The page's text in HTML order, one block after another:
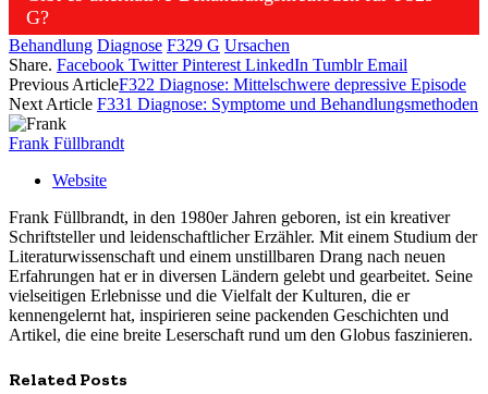
G?
Behandlung Diagnose F329 G Ursachen
Share. Facebook Twitter Pinterest LinkedIn Tumblr Email
Previous ArticleF322 Diagnose: Mittelschwere depressive Episode
Next Article F331 Diagnose: Symptome und Behandlungsmethoden
Frank Füllbrandt
Website
Frank Füllbrandt, in den 1980er Jahren geboren, ist ein kreativer
Schriftsteller und leidenschaftlicher Erzähler. Mit einem Studium der
Literaturwissenschaft und einem unstillbaren Drang nach neuen
Erfahrungen hat er in diversen Ländern gelebt und gearbeitet. Seine
vielseitigen Erlebnisse und die Vielfalt der Kulturen, die er
kennengelernt hat, inspirieren seine packenden Geschichten und
Artikel, die eine breite Leserschaft rund um den Globus faszinieren.
Related Posts